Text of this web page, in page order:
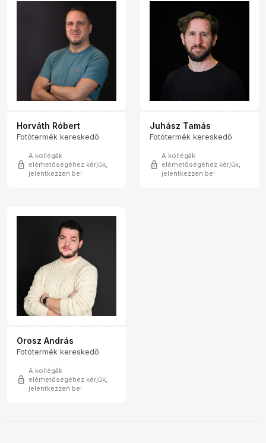
Horváth Róbert
Fotótermék kereskedő
lock
A kollégák
elérhetőségéhez kérjük,
jelentkezzen be!
Juhász Tamás
Fotótermék kereskedő
lock
A kollégák
elérhetőségéhez kérjük,
jelentkezzen be!
Orosz András
Fotótermék kereskedő
lock
A kollégák
elérhetőségéhez kérjük,
jelentkezzen be!